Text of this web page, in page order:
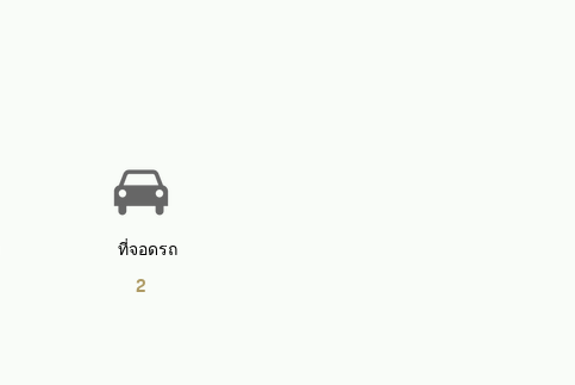
ที่จอดรถ
2